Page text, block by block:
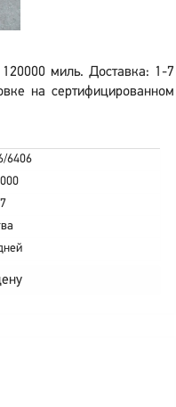
миль. Доставка: 1-7
на сертифицированном
6406